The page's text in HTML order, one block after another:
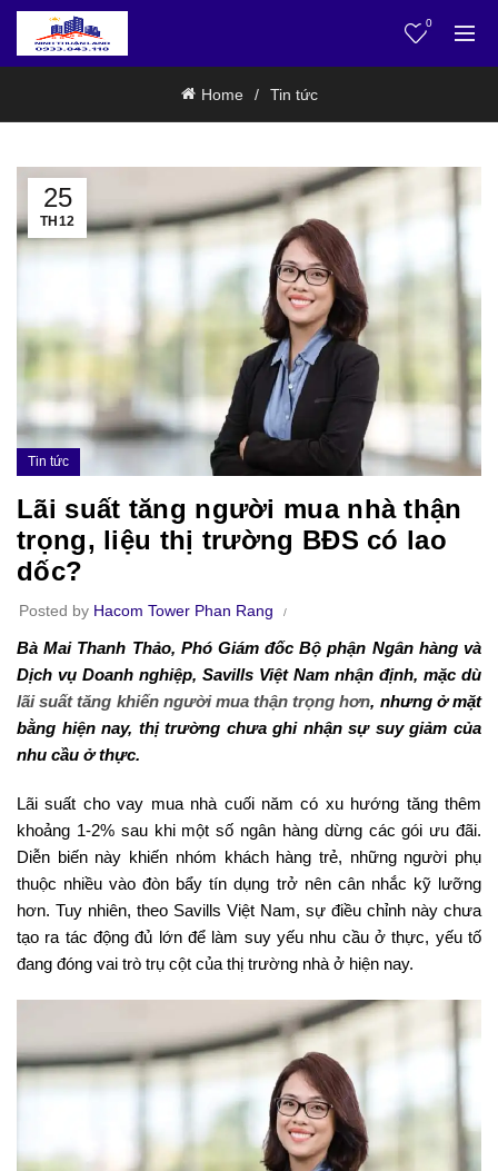
0
Home Tin tức
25
TH12
Tin tức
Lãi suất tăng người mua nhà thận
trọng, liệu thị trường BĐS có lao
dốc?
Posted by Hacom Tower Phan Rang
Bà Mai Thanh Thảo, Phó Giám đốc Bộ phận Ngân hàng và
Dịch vụ Doanh nghiệp, Savills Việt Nam nhận định, mặc dù
lãi suất tăng khiến người mua thận trọng hơn, nhưng ở mặt
bằng hiện nay, thị trường chưa ghi nhận sự suy giảm của
nhu cầu ở thực.
Lãi suất cho vay mua nhà cuối năm có xu hướng tăng thêm
khoảng 1-2% sau khi một số ngân hàng dừng các gói ưu đãi.
Diễn biến này khiến nhóm khách hàng trẻ, những người phụ
thuộc nhiều vào đòn bẩy tín dụng trở nên cân nhắc kỹ lưỡng
hơn. Tuy nhiên, theo Savills Việt Nam, sự điều chỉnh này chưa
tạo ra tác động đủ lớn để làm suy yếu nhu cầu ở thực, yếu tố
đang đóng vai trò trụ cột của thị trường nhà ở hiện nay.